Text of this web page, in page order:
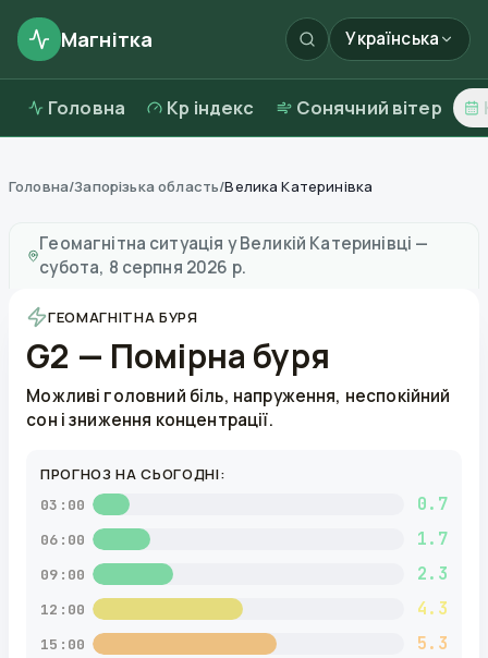
Магнітка Українська
Головна Kp індекс Сонячний вітер
Головна/Запорізька область/Велика Катеринівка
Геомагнітна ситуація у Великій Катеринівці —
субота, 8 серпня 2026 р.
ГЕОМАГНІТНА БУРЯ
G2 — Помірна буря
Можливі головний біль, напруження, неспокійний
сон і зниження концентрації.
ПРОГНОЗ НА СЬОГОДНІ:
03:00 0.7
06:00 1.7
09:00 2.3
12:00 4.3
15:00 5.3